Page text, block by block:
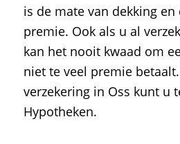
is de mate van dekking
premie. Ook als u al
kan het nooit kwaad om
niet te veel premie
verzekering in Oss kunt u
Hypotheken.